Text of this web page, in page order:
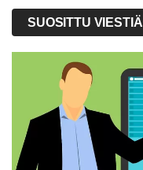
SUOSITTU VIESTIÄ